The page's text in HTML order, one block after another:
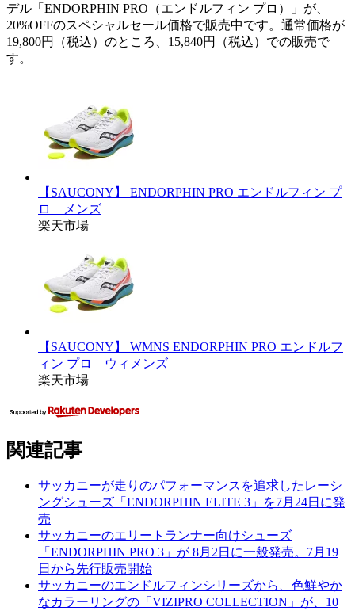
デル「ENDORPHIN PRO（エンドルフィン プロ）」が、
20%OFFのスペシャルセール価格で販売中です。通常価格が
19,800円（税込）のところ、15,840円（税込）での販売で
す。
【SAUCONY】 ENDORPHIN PRO エンドルフィン プ
ロ メンズ
楽天市場
【SAUCONY】 WMNS ENDORPHIN PRO エンドルフ
ィン プロ ウィメンズ
楽天市場
関連記事
サッカニーが走りのパフォーマンスを追求したレーシ
ングシューズ「ENDORPHIN ELITE 3」を7月24日に発
売
サッカニーのエリートランナー向けシューズ
「ENDORPHIN PRO 3」が 8月2日に一般発売。7月19
日から先行販売開始
サッカニーのエンドルフィンシリーズから、色鮮やか
なカラーリングの「VIZIPRO COLLECTION」が、10